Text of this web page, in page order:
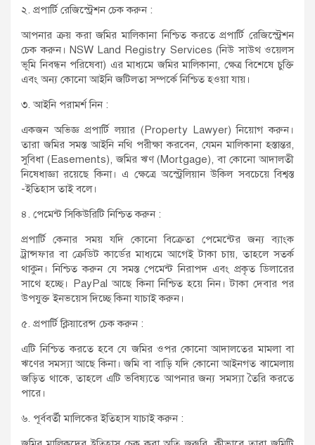
২. প্রপার্টি রেজিস্ট্রেশন চেক করুন :
আপনার ক্রয় করা জমির মালিকানা নিশ্চিত করতে প্রপার্টি রেজিস্ট্রেশন
চেক করুন। NSW Land Registry Services (নিউ সাউথ ওয়েলস
ভূমি নিবন্ধন পরিষেবা) এর মাধ্যমে জমির মালিকানা, ক্ষেত্র বিশেষে চুক্তি
এবং অন্য কোনো আইনি জটিলতা সম্পর্কে নিশ্চিত হওয়া যায়।
৩. আইনি পরামর্শ নিন :
একজন অভিজ্ঞ প্রপার্টি লয়ার (Property Lawyer) নিয়োগ করুন।
তারা জমির সমস্ত আইনি নথি পরীক্ষা করবেন, যেমন মালিকানা হস্তান্তর,
সুবিধা (Easements), জমির ঋণ (Mortgage), বা কোনো আদালতী
নিষেধাজ্ঞা রয়েছে কিনা। এ ক্ষেত্রে অস্ট্রেলিয়ান উকিল সবচেয়ে বিশ্বস্ত
-ইতিহাস তাই বলে।
৪. পেমেন্ট সিকিউরিটি নিশ্চিত করুন :
প্রপার্টি কেনার সময় যদি কোনো বিক্রেতা পেমেন্টের জন্য ব্যাংক
ট্রান্সফার বা ক্রেডিট কার্ডের মাধ্যমে আগেই টাকা চায়, তাহলে সতর্ক
থাকুন। নিশ্চিত করুন যে সমস্ত পেমেন্ট নিরাপদ এবং প্রকৃত ডিলারের
সাথে হচ্ছে। PayPal আছে কিনা নিশ্চিত হয়ে নিন। টাকা দেবার পর
উপযুক্ত ইনভয়েস দিচ্ছে কিনা যাচাই করুন।
৫. প্রপার্টি ক্লিয়ারেন্স চেক করুন :
এটি নিশ্চিত করতে হবে যে জমির ওপর কোনো আদালতের মামলা বা
ঋণের সমস্যা আছে কিনা। জমি বা বাড়ি যদি কোনো আইনগত ঝামেলায়
জড়িত থাকে, তাহলে এটি ভবিষ্যতে আপনার জন্য সমস্যা তৈরি করতে
পারে।
৬. পূর্ববর্তী মালিকের ইতিহাস যাচাই করুন :